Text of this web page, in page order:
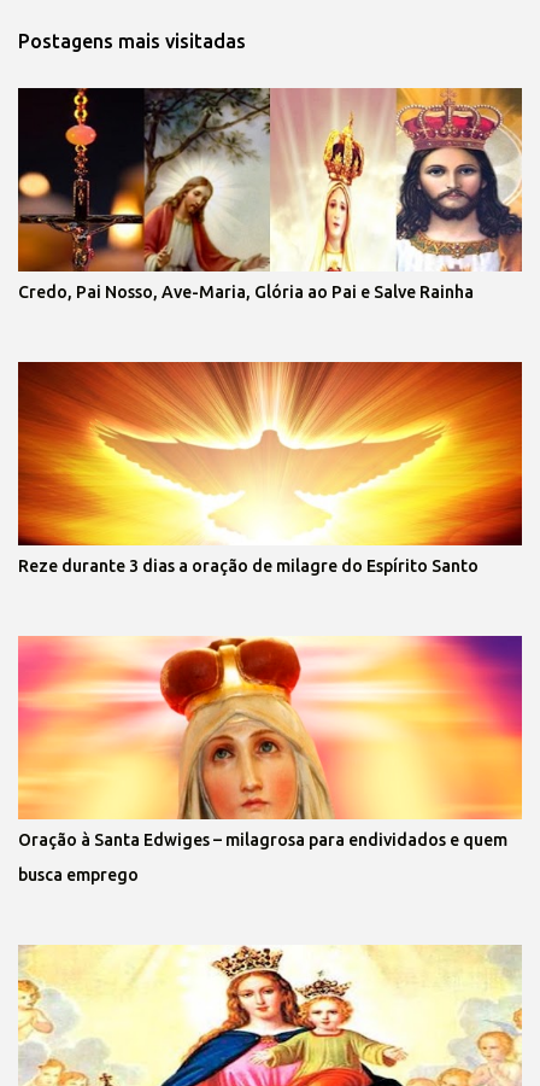
Postagens mais visitadas
Credo, Pai Nosso, Ave-Maria, Glória ao Pai e Salve Rainha
Reze durante 3 dias a oração de milagre do Espírito Santo
Oração à Santa Edwiges – milagrosa para endividados e quem
busca emprego